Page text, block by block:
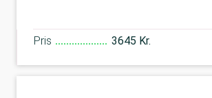
Pris 3645 Kr.